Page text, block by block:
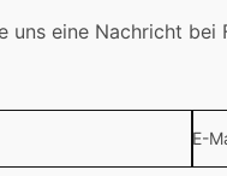
uns eine Nachricht
E-